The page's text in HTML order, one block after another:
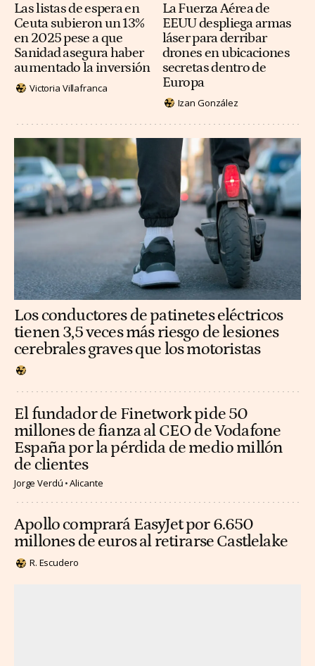
Las listas de espera en
Ceuta subieron un 13%
en 2025 pese a que
Sanidad asegura haber
aumentado la inversión
Victoria Villafranca
La Fuerza Aérea de
EEUU despliega armas
láser para derribar
drones en ubicaciones
secretas dentro de
Europa
Izan González
Los conductores de patinetes eléctricos
tienen 3,5 veces más riesgo de lesiones
cerebrales graves que los motoristas
El fundador de Finetwork pide 50
millones de fianza al CEO de Vodafone
España por la pérdida de medio millón
de clientes
Jorge Verdú Alicante
Apollo comprará EasyJet por 6.650
millones de euros al retirarse Castlelake
R. Escudero